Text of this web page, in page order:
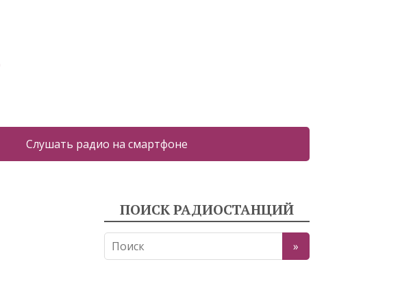
Слушать радио на смартфоне
ПОИСК РАДИОСТАНЦИЙ